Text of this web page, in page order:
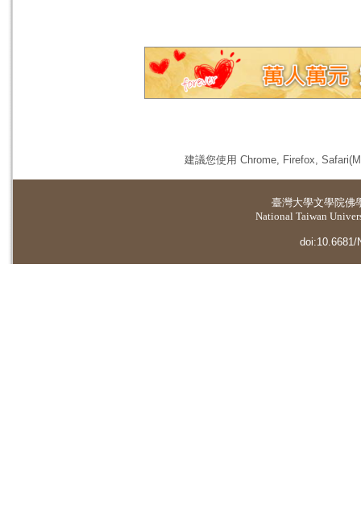
建議您使用 Chrome, Firefox,
臺灣大學文學院佛
National Taiwan
doi:10.6681/